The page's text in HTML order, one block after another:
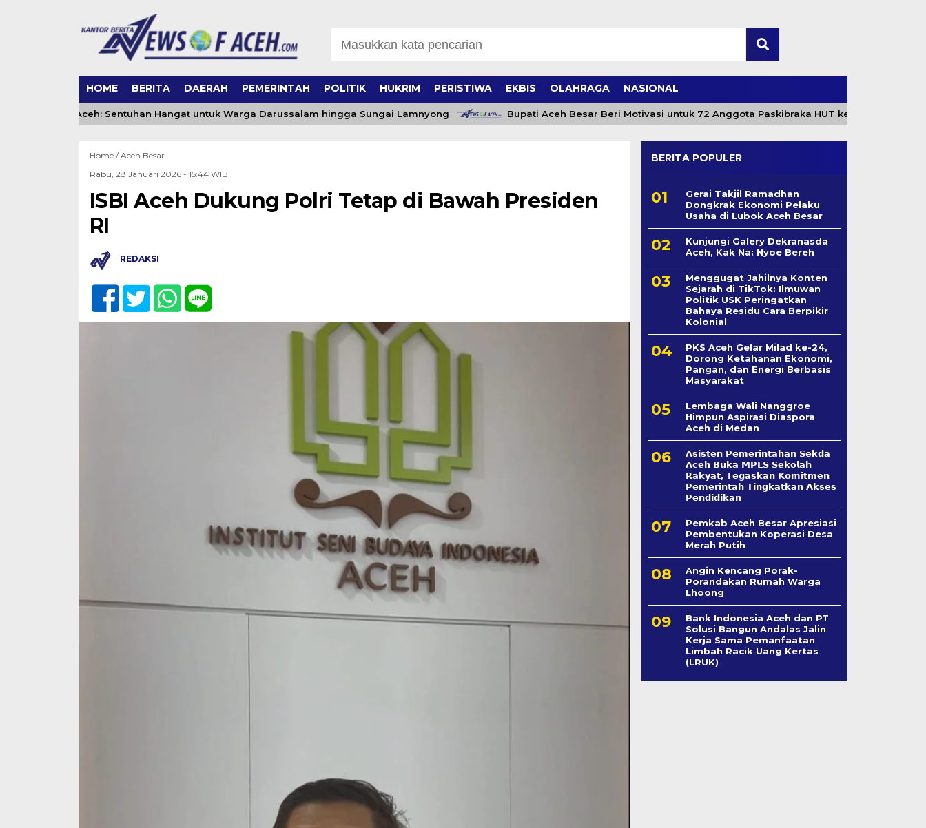
HOME BERITA DAERAH PEMERINTAH POLITIK HUKRIM PERISTIWA EKBIS OLAHRAGA NASIONAL
Banda Aceh: Sentuhan Hangat untuk Warga Darussalam hingga Sungai Lamnyong Bupati Aceh Besar Beri Motivasi untuk 72 Anggota Paskibraka HUT ke-81 RI
Home /Aceh Besar
Rabu, 28 Januari 2026 - 15:44 WIB
ISBI Aceh Dukung Polri Tetap di Bawah Presiden
RI
REDAKSI
BERITA POPULER
Gerai Takjil Ramadhan
Dongkrak Ekonomi Pelaku
Usaha di Lubok Aceh Besar
Kunjungi Galery Dekranasda
Aceh, Kak Na: Nyoe Bereh
Menggugat Jahilnya Konten
Sejarah di TikTok: Ilmuwan
Politik USK Peringatkan
Bahaya Residu Cara Berpikir
Kolonial
PKS Aceh Gelar Milad ke-24,
Dorong Ketahanan Ekonomi,
Pangan, dan Energi Berbasis
Masyarakat
Lembaga Wali Nanggroe
Himpun Aspirasi Diaspora
Aceh di Medan
𝗔𝘀𝗶𝘀𝘁𝗲𝗻 𝗣𝗲𝗺𝗲𝗿𝗶𝗻𝘁𝗮𝗵𝗮𝗻 𝗦𝗲k𝗱𝗮
𝗔𝗰𝗲𝗵 𝗕𝘂𝗸𝗮 𝗠𝗣𝗟𝗦 𝗦𝗲𝗸𝗼𝗹𝗮𝗵
𝗥𝗮𝗸𝘆𝗮𝘁, 𝗧𝗲𝗴𝗮𝘀𝗸𝗮𝗻 𝗞𝗼𝗺𝗶𝘁𝗺𝗲𝗻
𝗣𝗲𝗺𝗲𝗿𝗶𝗻𝘁𝗮𝗵 𝗧𝗶𝗻𝗴𝗸𝗮𝘁𝗸𝗮𝗻 𝗔𝗸𝘀𝗲𝘀
𝗣𝗲𝗻𝗱𝗶𝗱𝗶𝗸𝗮𝗻
Pemkab Aceh Besar Apresiasi
Pembentukan Koperasi Desa
Merah Putih
Angin Kencang Porak-
Porandakan Rumah Warga
Lhoong
Bank Indonesia Aceh dan PT
Solusi Bangun Andalas Jalin
Kerja Sama Pemanfaatan
Limbah Racik Uang Kertas
(LRUK)